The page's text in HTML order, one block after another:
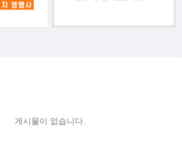
게시물이 없습니다.